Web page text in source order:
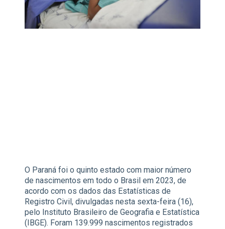
O Paraná foi o quinto estado com maior número
de nascimentos em todo o Brasil em 2023, de
acordo com os dados das Estatísticas de
Registro Civil, divulgadas nesta sexta-feira (16),
pelo Instituto Brasileiro de Geografia e Estatística
(IBGE). Foram 139.999 nascimentos registrados